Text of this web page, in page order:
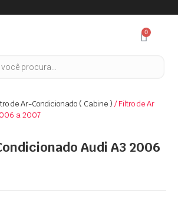
0
de Ar-Condicionado ( Cabine ) / Filtro de Ar
a 2007
Audi A3 2006